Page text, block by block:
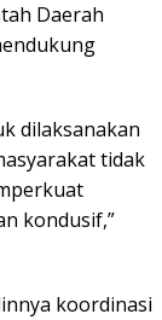
Daerah
dilaksanakan
tidak
kondusif,”
koordinasi